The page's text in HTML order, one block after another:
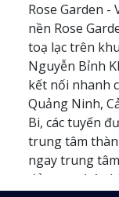
Rose Garden
nền Rose
toạ lạc trên
Nguyễn Bỉnh
kết nối nhanh
Quảng Ninh,
Bi, các tuyến
trung tâm
ngay trung
đủ trong bán